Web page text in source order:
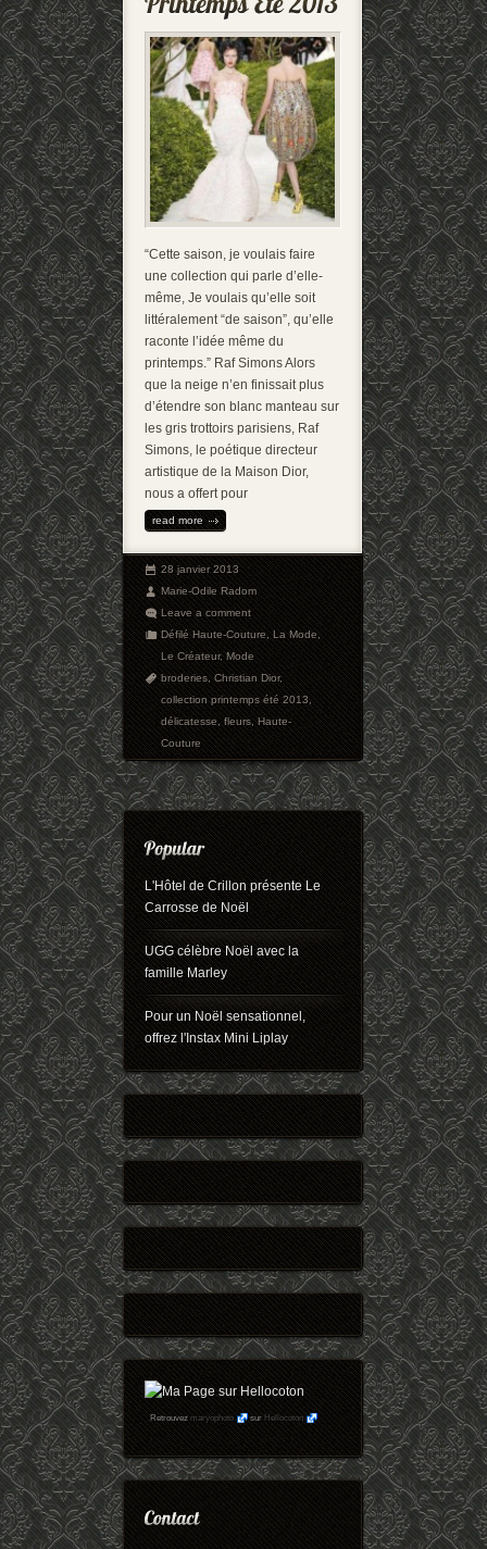
“Cette saison, je voulais faire
une collection qui parle d’elle-
même, Je voulais qu’elle soit
littéralement “de saison”, qu’elle
raconte l’idée même du
printemps.” Raf Simons Alors
que la neige n’en finissait plus
d’étendre son blanc manteau sur
les gris trottoirs parisiens, Raf
Simons, le poétique directeur
artistique de la Maison Dior,
nous a offert pour
read more
28 janvier 2013
Marie-Odile Radom
Leave a comment
Défilé Haute-Couture,La Mode,
Le Créateur,Mode
broderies,Christian Dior,
collection printemps été 2013,
délicatesse,fleurs,Haute-
Couture
L'Hôtel de Crillon présente Le
Carrosse de Noël
UGG célèbre Noël avec la
famille Marley
Pour un Noël sensationnel,
offrez l'Instax Mini Liplay
Retrouvezmaryophoto surHellocoton